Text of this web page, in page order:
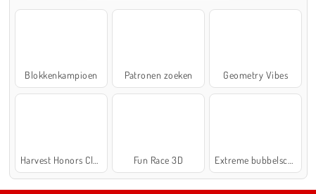
Blokkenkampioen Patronen zoeken Geometry Vibes
Fun Race 3D